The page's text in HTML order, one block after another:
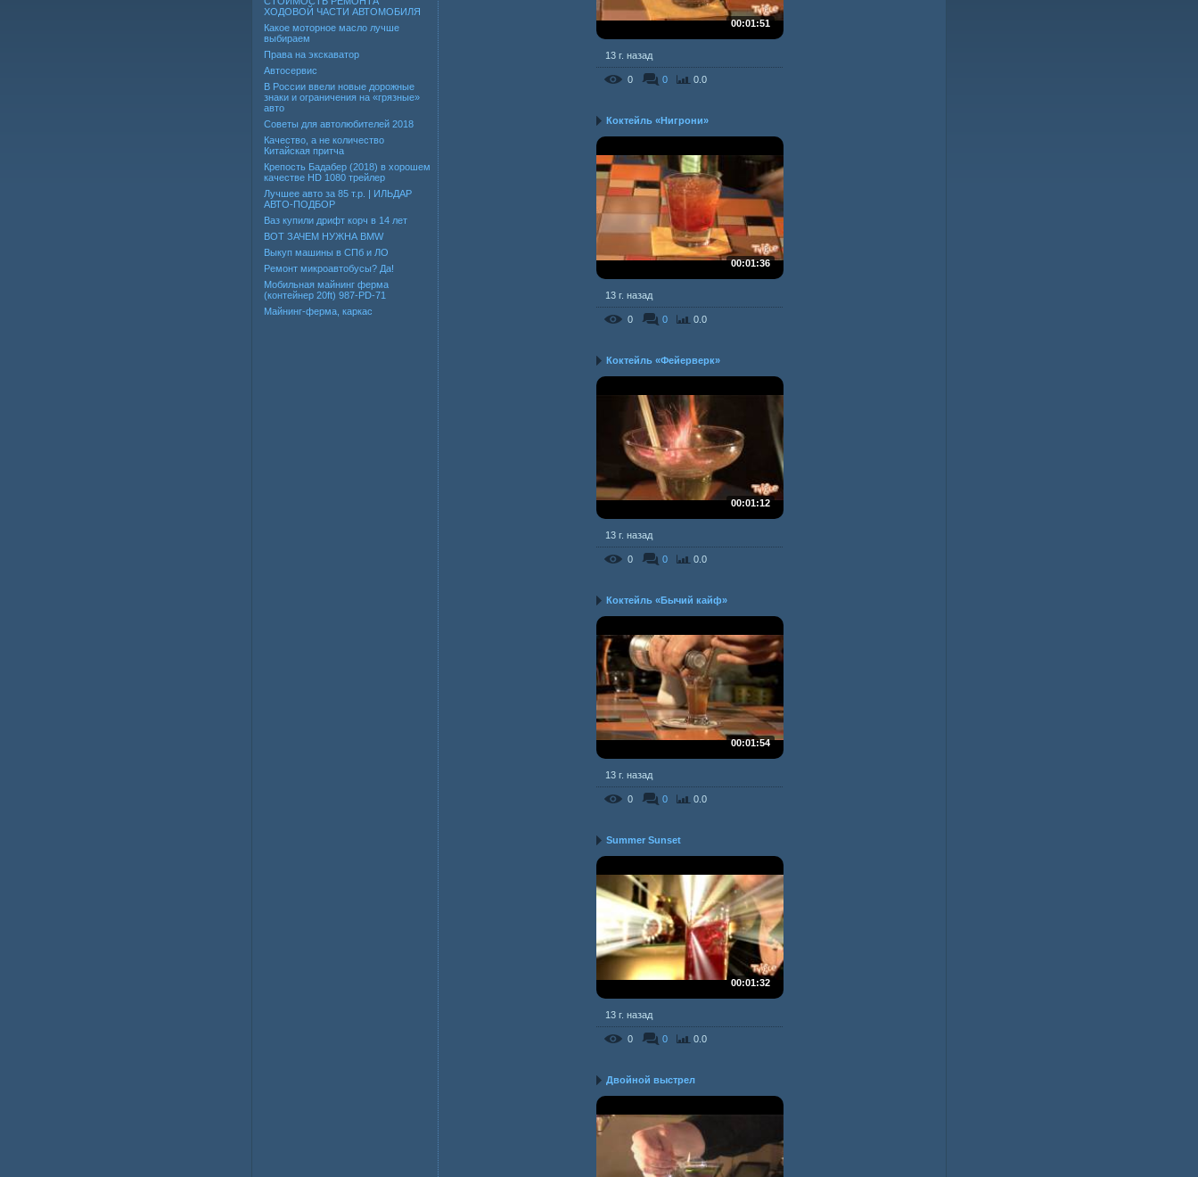
ХОДОВОЙ ЧАСТИ АВТОМОБИЛЯ
Какое моторное масло лучше
выбираем
Права на экскаватор
Автосервис
В России ввели новые дорожные
знаки и ограничения на «грязные»
авто
Советы для автолюбителей 2018
Качество, а не количество
Китайская притча
Крепость Бадабер (2018) в хорошем
качестве HD 1080 трейлер
Лучшее авто за 85 т.р. | ИЛЬДАР
АВТО-ПОДБОР
Ваз купили дрифт корч в 14 лет
ВОТ ЗАЧЕМ НУЖНА BMW
Выкуп машины в СПб и ЛО
Ремонт микроавтобусы? Да!
Мобильная майнинг ферма
(контейнер 20ft) 987-PD-71
Майнинг-ферма, каркас
00:01:51
13 г. назад
0 0 0.0
Коктейль «Нигрони»
00:01:36
13 г. назад
0 0 0.0
Коктейль «Фейерверк»
00:01:12
13 г. назад
0 0 0.0
Коктейль «Бычий кайф»
00:01:54
13 г. назад
0 0 0.0
Summer Sunset
00:01:32
13 г. назад
0 0 0.0
Двойной выстрел